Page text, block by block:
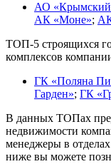
АО
АК «Моне»;
ТОП-5 строящихся
комплексов
ГК «Поляна
Гарден»; ГК
В данных ТОПах
недвижимости
менеджеры в
ниже вы можете